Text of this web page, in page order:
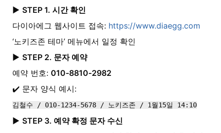
▶️ STEP 1. 시간 확인
다이아에그 웹사이트 접속: https://www.diaegg.com
‘노키즈존 테마’ 메뉴에서 일정 확인
▶️ STEP 2. 문자 예약
예약 번호: 010-8810-2982
✔️ 문자 양식 예시:
김철수 / 010-1234-5678 / 노키즈존 / 1월15일 14:10
▶️ STEP 3. 예약 확정 문자 수신